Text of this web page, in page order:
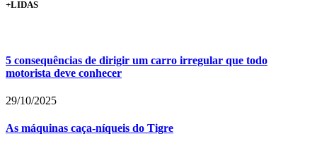
+LIDAS
5 consequências de dirigir um carro irregular que todo
motorista deve conhecer
29/10/2025
As máquinas caça-níqueis do Tigre